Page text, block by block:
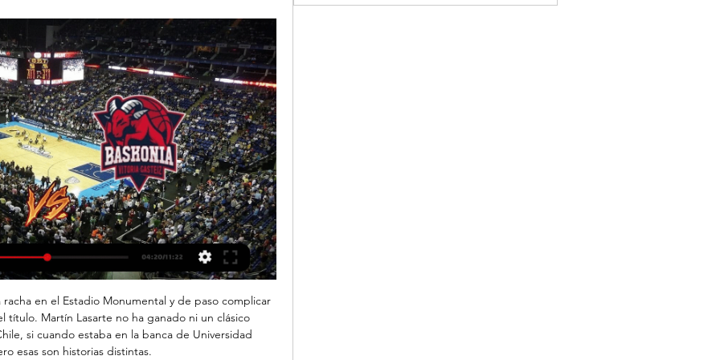
clasificación, calendario, fixtures, goleadores, amonestaciones y estadísticas de esta competición. Si estás buscando otros resultados de Fútbol de Chile en vivo y en directo (Primera División, Segunda División, Tercera División, Copa, Supercopa, etc.) puedes encontrarlos en el menú lateral.

Domingo Faustino Sarmiento según el Colegio Militar de la Nación. Estadista, literato, periodista, educador y soldado, don Domingo Faustino Sarmiento nació en la ciudad de San Juan el 15 de febrero de 1811. Fueron sus padres don José Clemente Sarmiento y doña Paula Albarracín.

La Ley del Impuesto sobre Sociedades aprobada a finales de 2014 introdujo novedades significativas en relación con el tratamiento fiscal de las rentas obtenidas en la transmisión de participaciones en sociedades, previendo una exención sobre las plusvalías obtenidas en determinadas transmisiones y limitando la deducibilidad de ciertas pérdidas.

Um dos clubes mais tradicionais do Rio de Janeiro e do Brasil, comemorou seu centenário em 1 de julho de 1994 (é o clube mais antigo a disputar a série A do Campeonato Brasileiro de Futebol). Apelidado de o Glorioso pelas goleadas aplicadas no início do século XX, é a equipe de …

Universidad Católica buscó retomar el liderato visitando el Estadio Municipal de La Cisterna para enfrentar a un Palestino que había mostrado un buen fútbol en su presentación anterior pese a la derrota ante la Universidad de Concepción. No hubo un claro dominador en los primeros minutos del partido hasta los 15’ cuando llegó la primera…

2019-8-12 · Asociación De Desarrollo Integral De Desamparados De Alajuela. Asoc Cristi De Las A Samb De Dios En Cos T A R Woman S Well Being & Development Foundation. Ministerio de Cultura y Juventud (MCJ) Ministerio de Comercio Exterior (COMEX) Ministerio de Ciencia, Tecnología y Telecomunicaciones (MICIT).

Se considera una transmisión onerosa cuando existe una contraprestación, es decir, a cambio de la entrega de un bien se va a recibir un dinero. Por el contrario, si no existe esta contraprestación y se realiza a título gratuito, estamos ante una transmisión lucrativa.

Fue muy grave lo que pasó ayer en Platense. La Barra Brava del Calamar agredió y robo a los jugadores del plantel después de que el equipo cayera ante Estudiantes de Caseros, rival directo en la lucha por el título y el ascenso.Según cuentan los test

Resumen del Lyon-Villeurbanne - Baskonia 17 nov 2023 — Eurosport es tu fuente para las últimas actualizaciones de partidos de Euroliga. Ponte al día sobre el Lyon-Villeurbanne - Baskonia completo ...

07-11-2019 Estadio Aldo Cantoni SAN JUAN Partido n10 Weekend 02.. LVA1920 OBRAS SAN JUAN vs GIGANTES DEL SUR (2-3) valentin rolandelli. Loading.

San Marcos de Arica y Puerto Montt igualaron a 1 tanto, en encuentro adelantado y válido por el torneo de clausura de Primera B 2009, el elenco de la puerta norte nuevamente tuvo problemas para materializar un triunfo y dejar los puntos como local.

CD Saski Baskonia Asvel Lyon-Villeurbanne Estadísticas ¿Dónde ver CD Saski Baskonia vs Asvel Lyon-Villeurbanne en directo? Sigue Sigue los siguientes pasos para que puedas divertirte y ver gratis online el partido ...

Asvel Lyon vs. Saski Baskonia: horario, TV, estadísticas 16 nov 2023 — Podrás disfrutar, gratis y en directo, de toda la Euroliga a través de Betfair Live Video. A través de nuestra casa de apuestas, también podrás ...

El Club Social y Deportivo Macará es un equipo de fútbol ecuatoriano y el más. , manejando con oficio la línea de fondo, entregándose de lleno en cada partido y siendo poseedor de una buena estatura; imponía su presencia en. perdiendo encuentros increíbles como el de Independiente del Valle donde los guaytambos empataron a 1.

También, he querido encuadrar este trabajo en la línea de investigación actual acerca de las relaciones interdisciplinares entre historia y literatura y,. figura de Quetzalcóatl (Serpiente Emplumada, Venus, Ehécatl, Ce Ácatl Topiltzin Quetzalcóatl, Hun Nal Ye, Kukulcán, …

Baron Rojo - En Vivo en Obras Sanitarias - Argentina - 1984 - En 1984, los españoles llegaban por segunda vez a la Argentina para presentarse en el Estadio Obras Sanitarias, durante tres noches consecutivas. Ante un recinto colmado, el Baròn venìa a presentar Metalforfosis,.

Resultado Portimonense - Gil Vicente. O jogo Portimonense - Gil Vicente (Futebol - Liga NOS) do dia 14/03/2020 08:30 já terminou. O resultado Portimonense - Gil Vicente é o seguinte: 0-0 . Agora que este jogo de Futebol (Liga NOS) terminou e que conhece o resultado, veja os momentos fortes e as estatísticas nesta mesma página.

Mantendo o compromisso em priorizar a área de saúde no Estado, o Governo de Pernambuco, por meio da Secretaria Estadual de Saúde (SES-PE), nomeia, nesta quarta-feira (18), mais 255 profissionais para a rede estadual. Os novos servidores, aprovados em concurso público, serão lotados em 18 hospitais espalhados por todo o Estado, além do nível central … Continue lendo "Governo de.

Real Sociedad - Osasuna, en directo Sigue el partido amistoso de pretemporada entre la Real Sociedad y Osasuna Comparte en Facebook Comparte en Twitter Comparte en Whatsapp Enviar por mail

Utilizamos “cookies” propias y de terceros para elaborar información estadística y mostrarle publicidad, contenidos y servicios personalizados a través del análisis de su navegación.

Predicción y estadísticas del partido de fútbol Cerro Largo - Liverpool (URU) de Uruguay Primera Division - Clausura del 25/10/2019. También están disponibles todas las predicciones de la jornada de liga Uruguay Primera Division - Clausura

Celta de Vigo y Villarreal miden fuerzas en Abanca‑Balaídos, en un partido para la 29ª jornada de la Primera División. En el último enfrentamiento directo para esta edición de la liga, en 08‑12‑2018, el Celta de Vigo ganó fuera por (2‑3).

O